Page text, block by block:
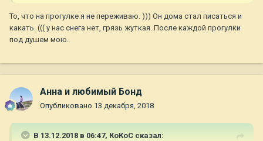
То, что на прогулке я не переживаю. ))) Он дома стал писаться и
какать. ((( у нас снега нет, грязь жуткая. После каждой прогулки
под душем мою.
Анна и любимый Бонд
Опубликовано 13 декабря, 2018
В 13.12.2018 в 06:47, КоКоС сказал: